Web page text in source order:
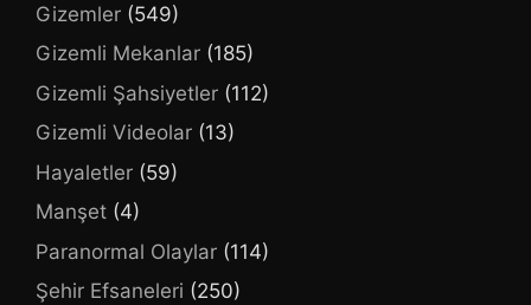
Gizemler (549)
Gizemli Mekanlar (185)
Gizemli Şahsiyetler (112)
Gizemli Videolar (13)
Hayaletler (59)
Manşet (4)
Paranormal Olaylar (114)
Şehir Efsaneleri (250)